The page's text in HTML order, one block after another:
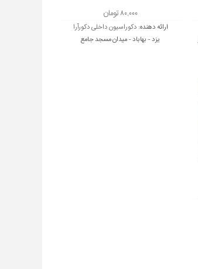
۸۰,۰۰۰ تومان
ارائه دهنده: دکوراسیون داخلی دکورآرا
یزد - بهاباد - میدان مسجد جامع